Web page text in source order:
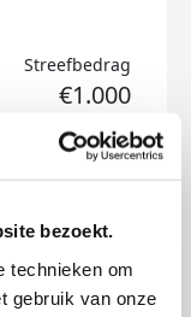
bezoekt.
technieken om
gebruik van onze
Streefbedrag
€1.000